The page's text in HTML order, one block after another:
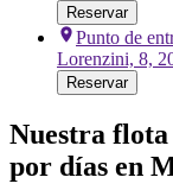
Reservar
Punto de
Lorenzini, 8,
Reservar
Nuestra
por días en